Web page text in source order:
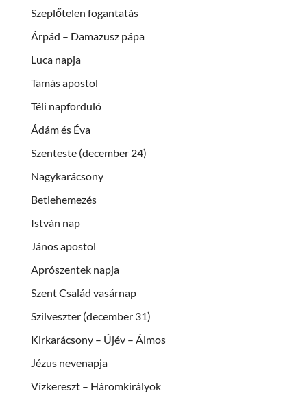
Szeplőtelen fogantatás
Árpád – Damazusz pápa
Luca napja
Tamás apostol
Téli napforduló
Ádám és Éva
Szenteste (december 24)
Nagykarácsony
Betlehemezés
István nap
János apostol
Aprószentek napja
Szent Család vasárnap
Szilveszter (december 31)
Kirkarácsony – Újév – Álmos
Jézus nevenapja
Vízkereszt – Háromkirályok